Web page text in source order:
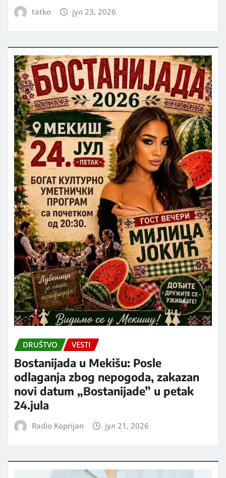
tatko јул 23, 2026
DRUŠTVO VESTI
Bostanijada u Mekišu: Posle
odlaganja zbog nepogoda, zakazan
novi datum „Bostanijade” u petak
24.jula
Radio Koprijan јул 21, 2026